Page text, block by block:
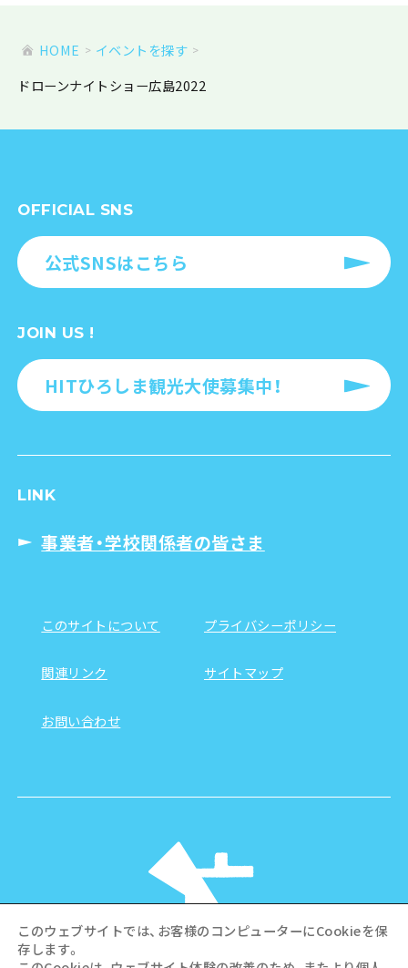
HOME
イベントを探す
ドローンナイトショー広島2022
OFFICIAL SNS
公式SNSはこちら
JOIN US !
HITひろしま観光大使募集中！
LINK
事業者・学校関係者の皆さま
このサイトについて プライバシーポリシー
関連リンク サイトマップ
お問い合わせ
このウェブサイトでは、お客様のコンピューターにCookieを保
存します。